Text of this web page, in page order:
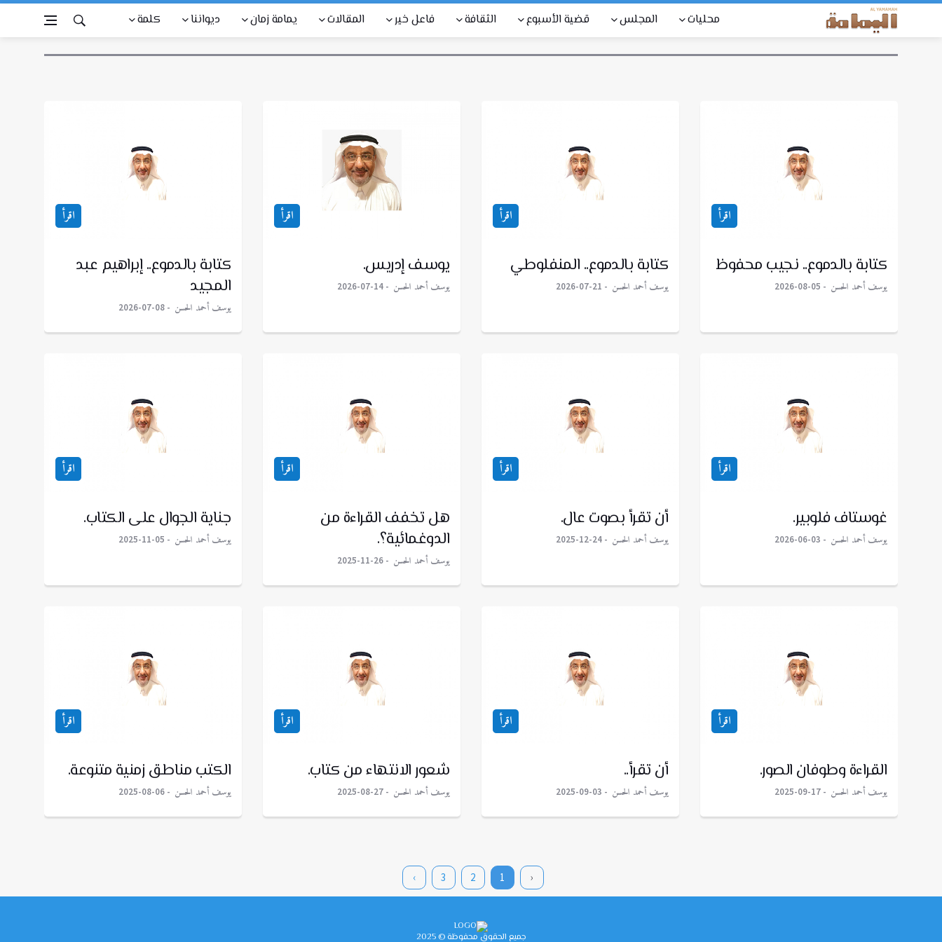
محليات المجلس قضية الأسبوع الثقافة فاعل خير المقالات يمامة زمان ديواننا كلمة
اقرأ
كتابة بالدموع.. نجيب محفوظ
يوسف أحمد الحسن 2026-08-05
اقرأ
كتابة بالدموع.. المنفلوطي
يوسف أحمد الحسن 2026-07-21
اقرأ
يوسف إدريس.
يوسف أحمد الحسن 2026-07-14
اقرأ
كتابة بالدموع.. إبراهيم عبد
المجيد
يوسف أحمد الحسن 2026-07-08
اقرأ
غوستاف فلوبير.
يوسف أحمد الحسن 2026-06-03
اقرأ
أن تقرأ بصوت عال.
يوسف أحمد الحسن 2025-12-24
اقرأ
هل تخفف القراءة من
الدوغمائية؟.
يوسف أحمد الحسن 2025-11-26
اقرأ
جناية الجوال على الكتاب.
يوسف أحمد الحسن 2025-11-05
اقرأ
القراءة وطوفان الصور.
يوسف أحمد الحسن 2025-09-17
اقرأ
أن تقرأ..
يوسف أحمد الحسن 2025-09-03
اقرأ
شعور الانتهاء من كتاب.
يوسف أحمد الحسن 2025-08-27
اقرأ
الكتب مناطق زمنية متنوعة.
يوسف أحمد الحسن 2025-08-06
‹
1
2
3
›
جميع الحقوق محفوظة © 2025